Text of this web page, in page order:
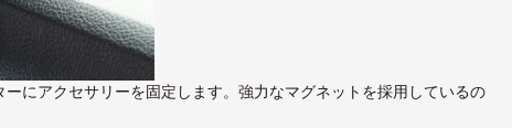
にアクセサリーを固定します。強力なマグネットを採用しているの